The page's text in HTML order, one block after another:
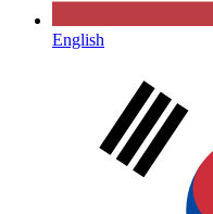
English